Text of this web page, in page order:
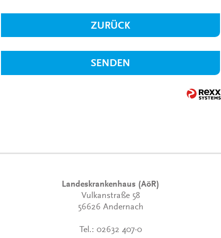
ZURÜCK
SENDEN
Landeskrankenhaus (AöR)
Vulkanstraße 58
56626 Andernach
Tel.: 02632 407-0